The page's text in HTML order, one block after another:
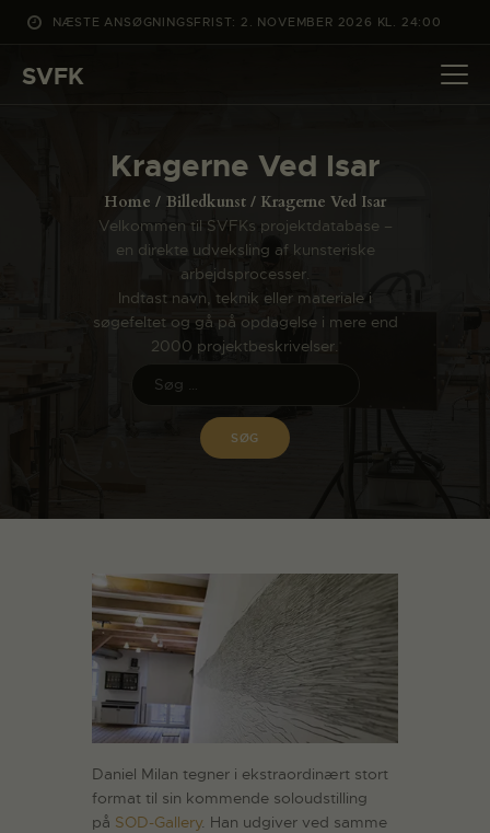
NÆSTE ANSØGNINGSFRIST: 2. NOVEMBER 2026 KL. 24:00
SVFK
Kragerne Ved Isar
Home Billedkunst Kragerne Ved Isar
Velkommen til SVFKs projektdatabase –
en direkte udveksling af kunsteriske
arbejdsprocesser.
Indtast navn, teknik eller materiale i
søgefeltet og gå på opdagelse i mere end
2000 projektbeskrivelser.
DET SKER
PROJEKTER
CHANNEL
ANSØG
OM SVFK
ENGLISH
Daniel Milan tegner i ekstraordinært stort
format til sin kommende soloudstilling
på SOD-Gallery. Han udgiver ved samme